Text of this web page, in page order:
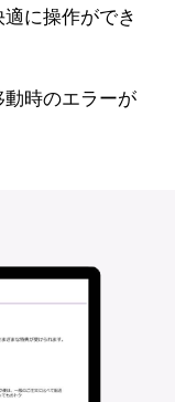
に操作ができ
時のエラーが